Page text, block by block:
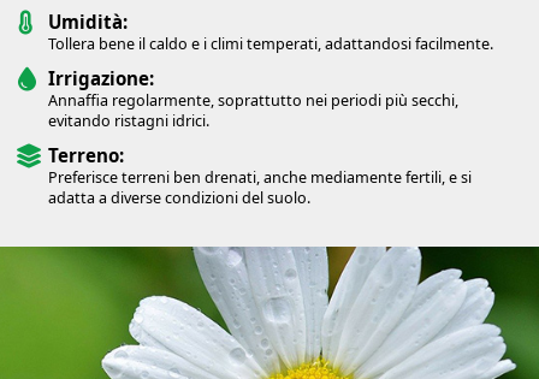
Umidità:
Tollera bene il caldo e i climi temperati, adattandosi facilmente.
Irrigazione:
Annaffia regolarmente, soprattutto nei periodi più secchi,
evitando ristagni idrici.
Terreno:
Preferisce terreni ben drenati, anche mediamente fertili, e si
adatta a diverse condizioni del suolo.